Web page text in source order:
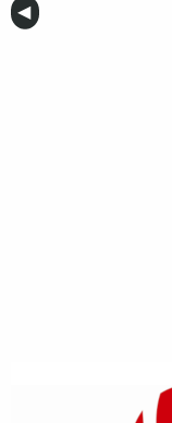
Anterior
◀︎